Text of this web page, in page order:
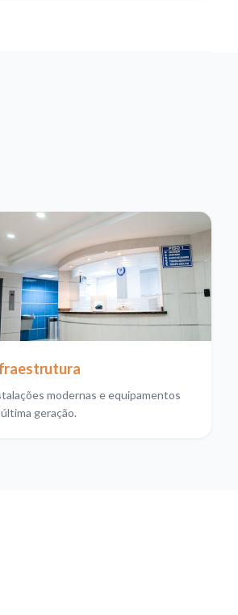
modernas e equipamentos
geração.